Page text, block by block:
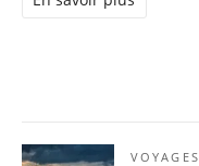
VOYAGES